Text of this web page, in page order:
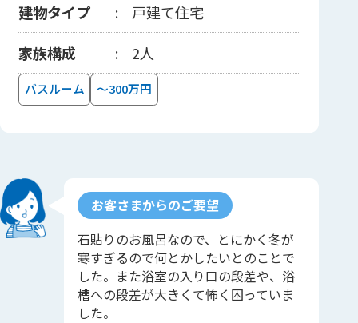
建物タイプ
戸建て住宅
家族構成
2人
バスルーム ～300万円
お客さまからのご要望
石貼りのお風呂なので、とにかく冬が
寒すぎるので何とかしたいとのことで
した。また浴室の入り口の段差や、浴
槽への段差が大きくて怖く困っていま
した。